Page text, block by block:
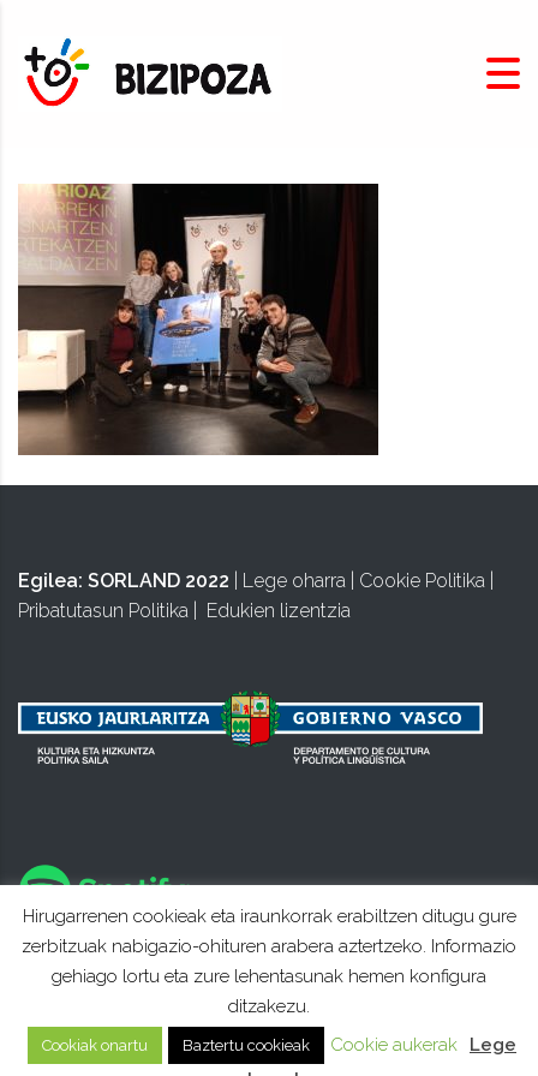
Egilea: SORLAND 2022 Lege oharra Cookie Politika
Pribatutasun Politika
Edukien lizentzia
Hirugarrenen cookieak eta iraunkorrak erabiltzen ditugu gure
zerbitzuak nabigazio-ohituren arabera aztertzeko. Informazio
gehiago lortu eta zure lehentasunak hemen konfigura
ditzakezu.
Cookiak onartu Baztertu cookieak Cookie aukerak
Lege